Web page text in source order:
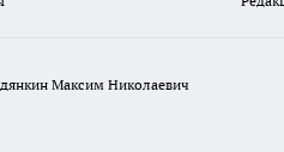
Максим Николаевич